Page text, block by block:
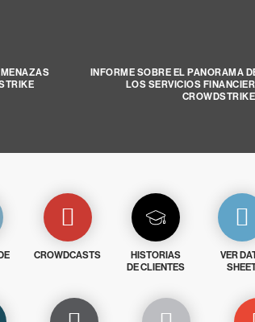
INFORME SOBRE EL PANORAMA
LOS SERVICIOS
CROWDSTRIKE
CROWDCASTS
HISTORIAS
DE CLIENTES
VER